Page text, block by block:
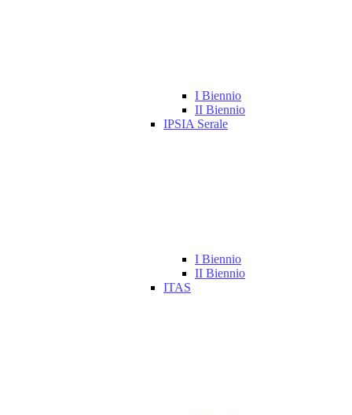
I Biennio
II Biennio
IPSIA Serale
I Biennio
II Biennio
ITAS